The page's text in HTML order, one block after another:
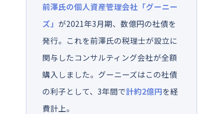
前澤氏の個人資産管理会社「グーニー
ズ」 が2021年3月期、数億円の社債を
発行。これを前澤氏の税理士が設立に
関与したコンサルティング会社が全額
購入しました。グーニーズはこの社債
の利子として、3年間で計約2億円を経
費計上。